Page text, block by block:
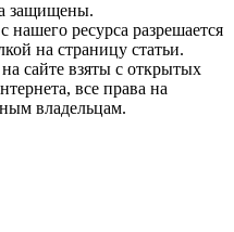
защищены.
ресурса разрешается
на страницу статьи.
сайте взяты с открытых
все права на
владельцам.